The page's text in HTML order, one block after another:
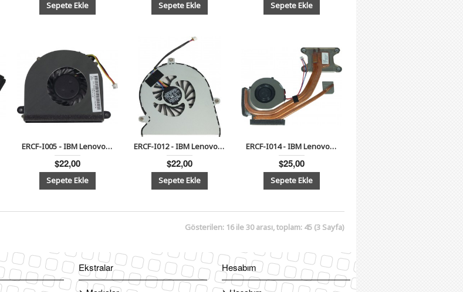
ERCF-I005 - IBM Lenovo Y550,Y550P Serisi Notebook Cpu Fan
$22,00
ERCF-I012 - IBM Lenovo İdeapad Y560 Serisi Notebook Cpu Fan
$22,00
ERCF-I014 - IBM Lenovo Thinkpad T410 Serisi Notebook Cpu Soğutucu Fan
$25,00
Gösterilen: 16 ile 30 arası, toplam: 45 (3 Sayfa)
Ekstralar Hesabım